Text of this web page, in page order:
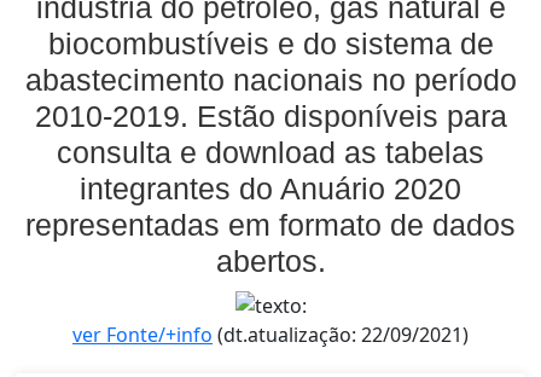
indústria do petróleo, gás natural e
biocombustíveis e do sistema de
abastecimento nacionais no período
2010-2019. Estão disponíveis para
consulta e download as tabelas
integrantes do Anuário 2020
representadas em formato de dados
abertos.
ver Fonte/+info (dt.atualização: 22/09/2021)